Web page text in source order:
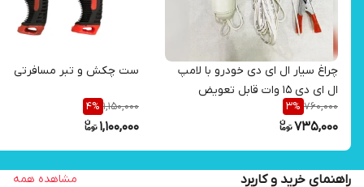
چراغ سیار ال ای دی خودرو با لامپ
ال ای دی 15 وات قابل تعویض
760,000
3%
735,000
ست چکش و تبر مسافرتی
1,150,000
4%
1,100,000
راهنمای خرید و کاربرد مشاهده همه